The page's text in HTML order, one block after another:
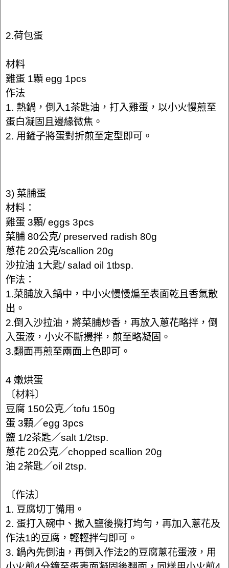
2.荷包蛋
材料
雞蛋 1顆 egg 1pcs
作法
1. 熱鍋，倒入1茶匙油，打入雞蛋，以小火慢煎至
蛋白凝固且邊緣微焦。
2. 用鏟子將蛋對折煎至定型即可。
3) 菜脯蛋
材料：
雞蛋 3顆/ eggs 3pcs
菜脯 80公克/ preserved radish 80g
蔥花 20公克/scallion 20g
沙拉油 1大匙/ salad oil 1tbsp.
作法：
1.菜脯放入鍋中，中小火慢慢煸至表面乾且香氣散
出。
2.倒入沙拉油，將菜脯炒香，再放入蔥花略拌，倒
入蛋液，小火不斷攪拌，煎至略凝固。
3.翻面再煎至兩面上色即可。
4 嫩烘蛋
〔材料〕
豆腐 150公克／tofu 150g
蛋 3顆／egg 3pcs
鹽 1/2茶匙／salt 1/2tsp.
蔥花 20公克／chopped scallion 20g
油 2茶匙／oil 2tsp.
〔作法〕
1. 豆腐切丁備用。
2. 蛋打入碗中、撒入鹽後攪打均勻，再加入蔥花及
作法1的豆腐，輕輕拌勻即可。
3. 鍋內先倒油，再倒入作法2的豆腐蔥花蛋液，用